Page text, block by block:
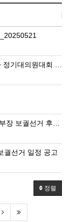
원대회 소집 공고
자 등록기간 연장공고
궐선거 일정 공고
정렬